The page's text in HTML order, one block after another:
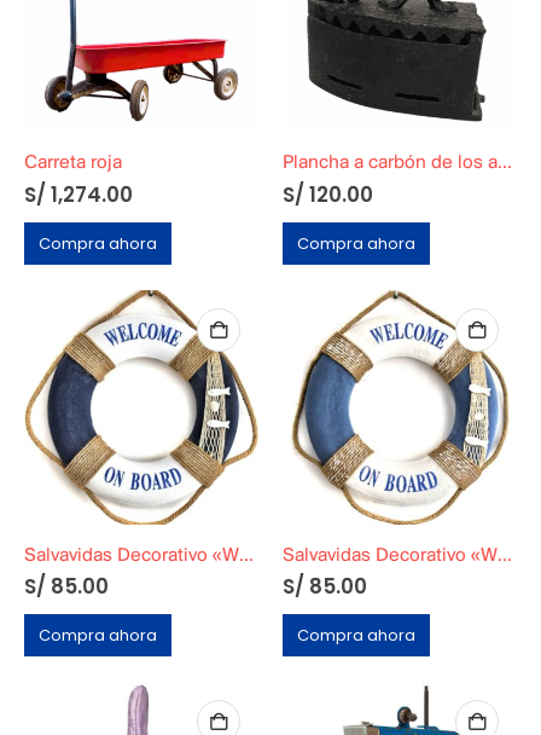
Carreta roja
S/ 1,274.00
Compra ahora
Plancha a carbón de los años 50 Color Negro
S/ 120.00
Compra ahora
Salvavidas Decorativo «WELCOME ON BOARD»
S/ 85.00
Compra ahora
Salvavidas Decorativo «WELCOME ON BOARD»
S/ 85.00
Compra ahora